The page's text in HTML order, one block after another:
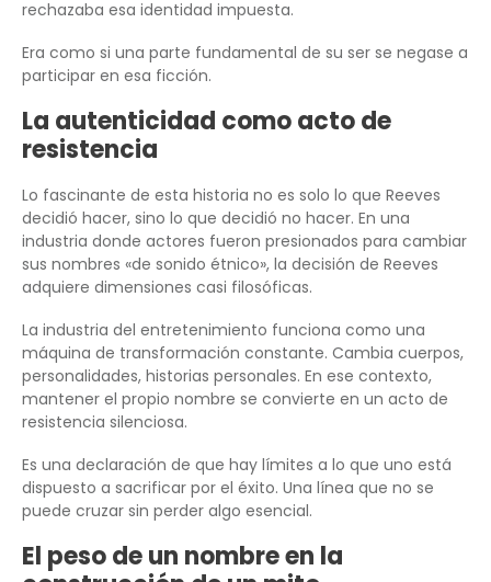
rechazaba esa identidad impuesta.
Era como si una parte fundamental de su ser se negase a
participar en esa ficción.
La autenticidad como acto de
resistencia
Lo fascinante de esta historia no es solo lo que Reeves
decidió hacer, sino lo que decidió no hacer. En una
industria donde actores fueron presionados para cambiar
sus nombres «de sonido étnico», la decisión de Reeves
adquiere dimensiones casi filosóficas.
La industria del entretenimiento funciona como una
máquina de transformación constante. Cambia cuerpos,
personalidades, historias personales. En ese contexto,
mantener el propio nombre se convierte en un acto de
resistencia silenciosa.
Es una declaración de que hay límites a lo que uno está
dispuesto a sacrificar por el éxito. Una línea que no se
puede cruzar sin perder algo esencial.
El peso de un nombre en la